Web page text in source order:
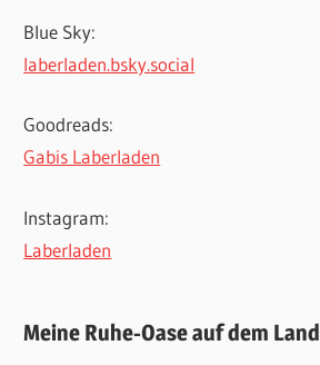
Blue Sky:
laberladen.bsky.social
Goodreads:
Gabis Laberladen
Instagram:
Laberladen
Meine Ruhe-Oase auf dem Land